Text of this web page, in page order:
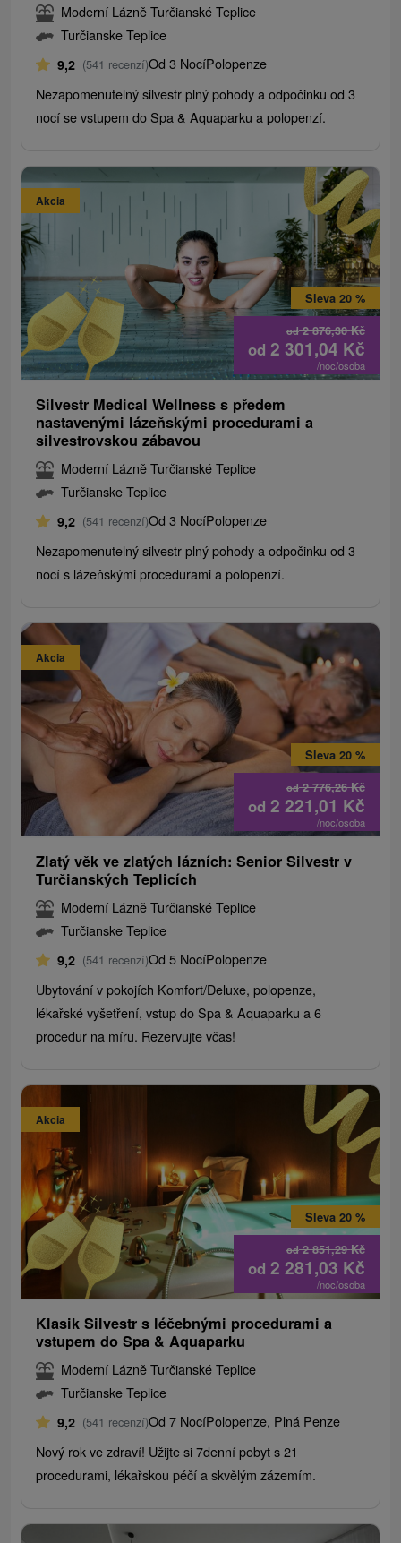
Moderní Lázně Turčianské Teplice
Turčianske Teplice
9,2 (541 recenzí)Od 3 NocíPolopenze
Nezapomenutelný silvestr plný pohody a odpočinku od 3
nocí se vstupem do Spa & Aquaparku a polopenzí.
Akcia
od2 876,30Kč
Sleva 20 %
od 2 301,04 Kč
/noc/osoba
Silvestr Medical Wellness s předem
nastavenými lázeňskými procedurami a
silvestrovskou zábavou
Moderní Lázně Turčianské Teplice
Turčianske Teplice
9,2 (541 recenzí)Od 3 NocíPolopenze
Nezapomenutelný silvestr plný pohody a odpočinku od 3
nocí s lázeňskými procedurami a polopenzí.
Akcia
od2 776,26Kč
Sleva 20 %
od 2 221,01 Kč
/noc/osoba
Zlatý věk ve zlatých lázních: Senior Silvestr v
Turčianských Teplicích
Moderní Lázně Turčianské Teplice
Turčianske Teplice
9,2 (541 recenzí)Od 5 NocíPolopenze
Ubytování v pokojích Komfort/Deluxe, polopenze,
lékařské vyšetření, vstup do Spa & Aquaparku a 6
procedur na míru. Rezervujte včas!
Akcia
od2 851,29Kč
Sleva 20 %
od 2 281,03 Kč
/noc/osoba
Klasik Silvestr s léčebnými procedurami a
vstupem do Spa & Aquaparku
Moderní Lázně Turčianské Teplice
Turčianske Teplice
9,2 (541 recenzí)Od 7 NocíPolopenze, Plná Penze
Nový rok ve zdraví! Užijte si 7denní pobyt s 21
procedurami, lékařskou péčí a skvělým zázemím.